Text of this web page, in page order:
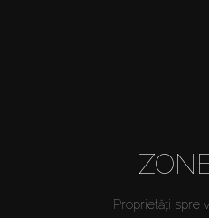
Proprietăți spre